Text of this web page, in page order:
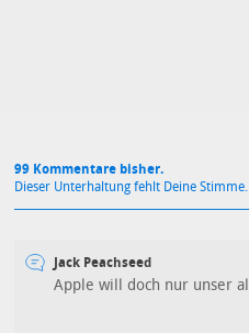
99 Kommentare bisher.
Dieser Unterhaltung fehlt Deine Stimme.
Jack Peachseed
Apple will doch nur unser